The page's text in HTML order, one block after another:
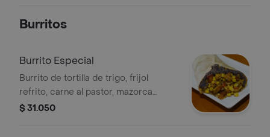
Burritos
Burrito Especial
Burrito de tortilla de trigo, frijol
refrito, carne al pastor, mazorca
desgranada, pico de gallo, queso
$ 31.050